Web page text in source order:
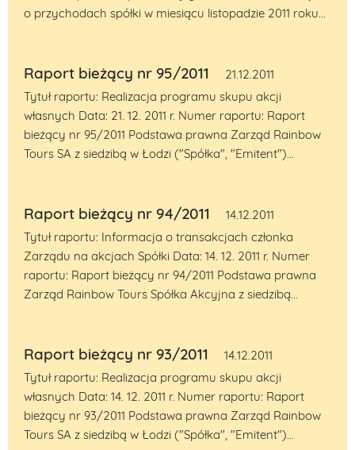
o przychodach spółki w miesiącu listopadzie 2011 roku...
Raport bieżący nr 95/2011
21.12.2011
Tytuł raportu: Realizacja programu skupu akcji
własnych Data: 21. 12. 2011 r. Numer raportu: Raport
bieżący nr 95/2011 Podstawa prawna Zarząd Rainbow
Tours SA z siedzibą w Łodzi ("Spółka", "Emitent")...
Raport bieżący nr 94/2011
14.12.2011
Tytuł raportu: Informacja o transakcjach członka
Zarządu na akcjach Spółki Data: 14. 12. 2011 r. Numer
raportu: Raport bieżący nr 94/2011 Podstawa prawna
Zarząd Rainbow Tours Spółka Akcyjna z siedzibą...
Raport bieżący nr 93/2011
14.12.2011
Tytuł raportu: Realizacja programu skupu akcji
własnych Data: 14. 12. 2011 r. Numer raportu: Raport
bieżący nr 93/2011 Podstawa prawna Zarząd Rainbow
Tours SA z siedzibą w Łodzi ("Spółka", "Emitent")...